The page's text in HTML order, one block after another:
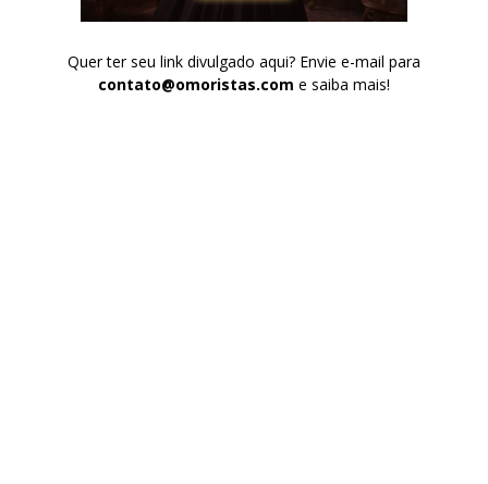
Quer ter seu link divulgado aqui? Envie e-mail para
contato@omoristas.com e saiba mais!